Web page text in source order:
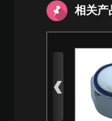
相关产